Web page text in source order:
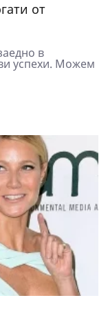
от
в
успехи. Можем